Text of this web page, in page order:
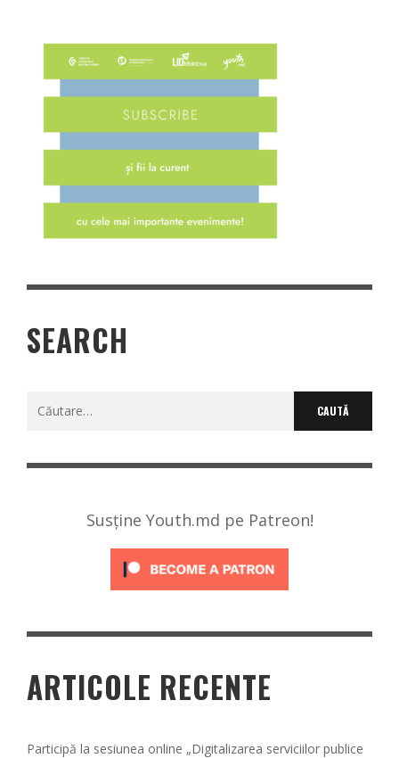
SEARCH
Susține Youth.md pe Patreon!
ARTICOLE RECENTE
Participă la sesiunea online „Digitalizarea serviciilor publice